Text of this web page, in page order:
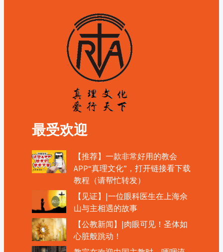
最受欢迎
【推荐】一款非常好用的教会
APP“真理文化”，打开链接看下载
教程（请帮忙转发）
【见证】|一位眼科医生在上海佘
山与主相遇的故事
【公教新闻】|肉眼可见！圣体如
心脏般跳动！